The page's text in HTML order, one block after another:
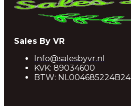
Sales By VR
Info@salesbyvr.nl
KVK: 89034600
BTW: NL004685224B24